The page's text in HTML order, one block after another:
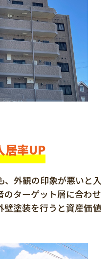
居率UP
、外観の印象が悪いと入
のターゲット層に合わせ
壁塗装を行うと資産価値